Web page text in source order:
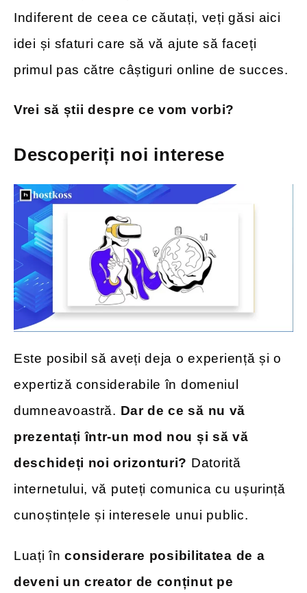
Indiferent de ceea ce căutați, veți găsi aici
idei și sfaturi care să vă ajute să faceți
primul pas către câștiguri online de succes.
Vrei să știi despre ce vom vorbi?
Descoperiți noi interese
Este posibil să aveți deja o experiență și o
expertiză considerabile în domeniul
dumneavoastră. Dar de ce să nu vă
prezentați într-un mod nou și să vă
deschideți noi orizonturi? Datorită
internetului, vă puteți comunica cu ușurință
cunoștințele și interesele unui public.
Luați înconsiderare posibilitatea de a
deveni un creator de conținut pe